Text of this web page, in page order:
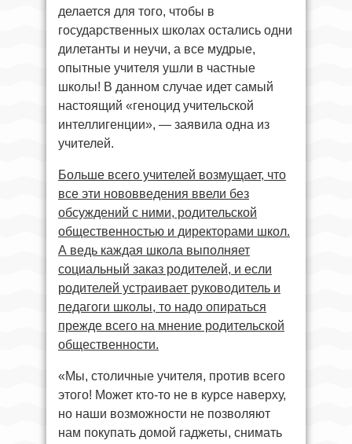
делается для того, чтобы в
государственных школах остались одни
дилетанты и неучи, а все мудрые,
опытные учителя ушли в частные
школы! В данном случае идет самый
настоящий «геноцид учительской
интеллигенции», — заявила одна из
учителей.
Больше всего учителей возмущает, что
все эти нововведения ввели без
обсуждений с ними, родительской
общественностью и директорами школ.
А ведь каждая школа выполняет
социальный заказ родителей, и если
родителей устраивает руководитель и
педагоги школы, то надо опираться
прежде всего на мнение родительской
общественности.
«Мы, столичные учителя, против всего
этого! Может кто-то не в курсе наверху,
но наши возможности не позволяют
нам покупать домой гаджеты, снимать